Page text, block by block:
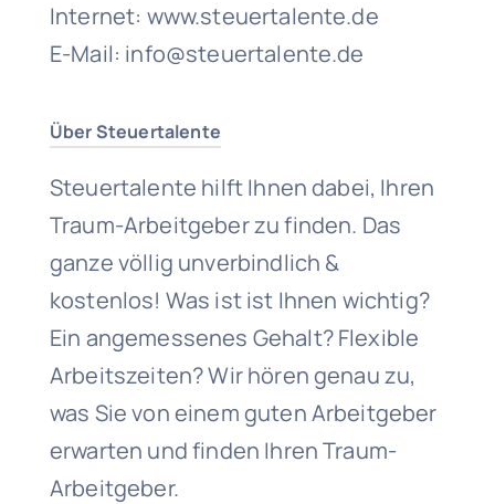
Internet: www.steuertalente.de
E-Mail: info@steuertalente.de
Über Steuertalente
Steuertalente hilft Ihnen dabei, Ihren
Traum-Arbeitgeber zu finden. Das
ganze völlig unverbindlich &
kostenlos! Was ist ist Ihnen wichtig?
Ein angemessenes Gehalt? Flexible
Arbeitszeiten? Wir hören genau zu,
was Sie von einem guten Arbeitgeber
erwarten und finden Ihren Traum-
Arbeitgeber.